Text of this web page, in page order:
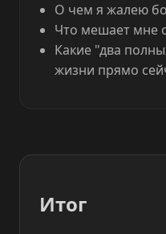
О чем я жалею
Что мешает мне
Какие "два
жизни прямо
Итог